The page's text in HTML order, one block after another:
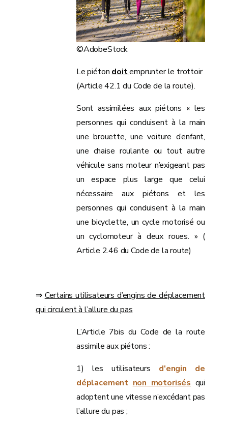
©AdobeStock
Le piéton doitemprunter le trottoir
(Article 42.1 du Code de la route).
Sont assimilées aux piétons « les
personnes qui conduisent à la main
une brouette, une voiture d’enfant,
une chaise roulante ou tout autre
véhicule sans moteur n’exigeant pas
un espace plus large que celui
nécessaire aux piétons et les
personnes qui conduisent à la main
une bicyclette, un cycle motorisé ou
un cyclomoteur à deux roues. » (
Article 2.46 du Code de la route)
⇒ Certains utilisateurs d’engins de déplacement
qui circulent à l’allure du pas
L’Article 7bis du Code de la route
assimile aux piétons :
1) les utilisateurs d'engin de
déplacement non motorisés qui
adoptent une vitesse n’excédant pas
l’allure du pas ;